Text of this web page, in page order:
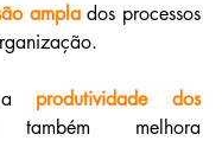
ampla dos processos
produtividade dos
melhora